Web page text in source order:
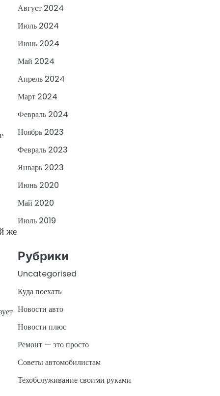
же
Август 2024
Июль 2024
Июнь 2024
Май 2024
Апрель 2024
Март 2024
Февраль 2024
Ноябрь 2023
Февраль 2023
Январь 2023
Июнь 2020
Май 2020
Июль 2019
Рубрики
Uncategorised
Куда поехать
Новости авто
Новости плюс
Ремонт — это просто
Советы автомобилистам
Техобслуживание своими руками